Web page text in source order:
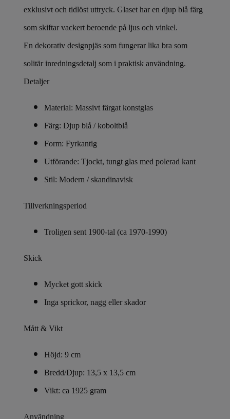
exklusivt och tidlöst uttryck. Glaset har en djup blå färg
som skiftar vackert beroende på ljus och vinkel.
En dekorativ designpjäs som fungerar lika bra som
solitär inredningsdetalj som i praktisk användning.
Detaljer
Material: Massivt färgat konstglas
Färg: Djup blå / koboltblå
Form: Fyrkantig
Utförande: Tjockt, tungt glas med polerad kant
Stil: Modern / skandinavisk
Tillverkningsperiod
Troligen sent 1900-tal (ca 1970-1990)
Skick
Mycket gott skick
Inga sprickor, nagg eller skador
Mått & Vikt
Höjd: 9 cm
Bredd/Djup: 13,5 x 13,5 cm
Vikt: ca 1925 gram
Användning